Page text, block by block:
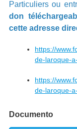
Particuliers ou
don
cette adresse
https://
de-laroque-
https://
de-laroque-
Documento